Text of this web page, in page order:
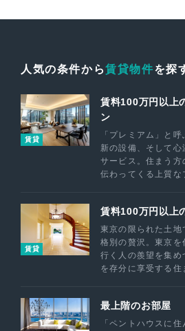
人気の条件から賃貸物件を探
賃貸
賃料100万円以上
ン
「プレミアム」と
新の設備、そして
サービス。住まう
伝わってくる上質な
賃貸
賃料100万円以上
東京の限られた土地
格別の贅沢。東京を
行く人の羨望を集
を存分に享受する住
最上階のお部屋
「ペントハウスに